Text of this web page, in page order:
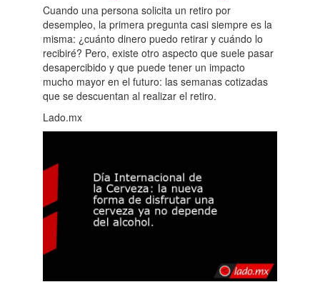
Cuando una persona solicita un retiro por
desempleo, la primera pregunta casi siempre es la
misma: ¿cuánto dinero puedo retirar y cuándo lo
recibiré? Pero, existe otro aspecto que suele pasar
desapercibido y que puede tener un impacto
mucho mayor en el futuro: las semanas cotizadas
que se descuentan al realizar el retiro.
Lado.mx